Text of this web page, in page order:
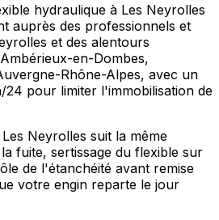
hydraulique à Les Neyrolles
auprès des professionnels et
et des alentours
en-Dombes,
Rhône-Alpes, avec un
pour limiter l'immobilisation de
Neyrolles suit la même
fuite, sertissage du flexible sur
de l'étanchéité avant remise
votre engin reparte le jour